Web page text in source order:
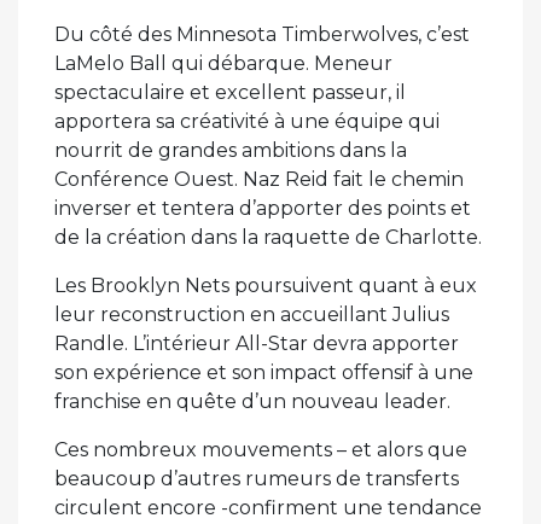
Du côté des Minnesota Timberwolves, c’est
LaMelo Ball qui débarque. Meneur
spectaculaire et excellent passeur, il
apportera sa créativité à une équipe qui
nourrit de grandes ambitions dans la
Conférence Ouest. Naz Reid fait le chemin
inverser et tentera d’apporter des points et
de la création dans la raquette de Charlotte.
Les Brooklyn Nets poursuivent quant à eux
leur reconstruction en accueillant Julius
Randle. L’intérieur All-Star devra apporter
son expérience et son impact offensif à une
franchise en quête d’un nouveau leader.
Ces nombreux mouvements – et alors que
beaucoup d’autres rumeurs de transferts
circulent encore -confirment une tendance